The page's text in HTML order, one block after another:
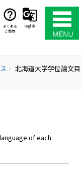
よくある
ご質問
English
chevron_right
北海道大学学位論文目
of each